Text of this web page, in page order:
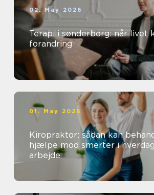
02. May 2026
Terapi i sønderborg: når livet
forandring
01. May 2026
Kiropraktor: sådan kan
hjælpe mod smerter i
arbejde